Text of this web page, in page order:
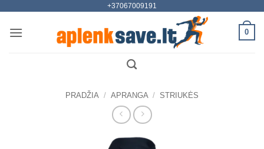
content
+37067009191
0
PRADŽIA / APRANGA / STRIUKĖS